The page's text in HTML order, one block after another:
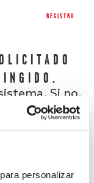
personalizar
REGISTRO
Si no,